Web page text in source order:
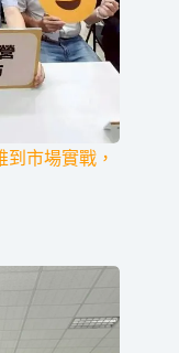
市場實戰，